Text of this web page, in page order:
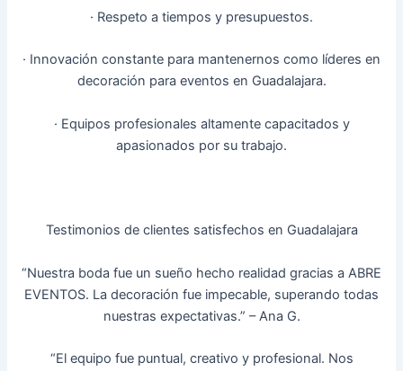
· Respeto a tiempos y presupuestos.
· Innovación constante para mantenernos como líderes en
decoración para eventos en Guadalajara.
· Equipos profesionales altamente capacitados y
apasionados por su trabajo.
Testimonios de clientes satisfechos en Guadalajara
“Nuestra boda fue un sueño hecho realidad gracias a ABRE
EVENTOS. La decoración fue impecable, superando todas
nuestras expectativas.” – Ana G.
“El equipo fue puntual, creativo y profesional. Nos